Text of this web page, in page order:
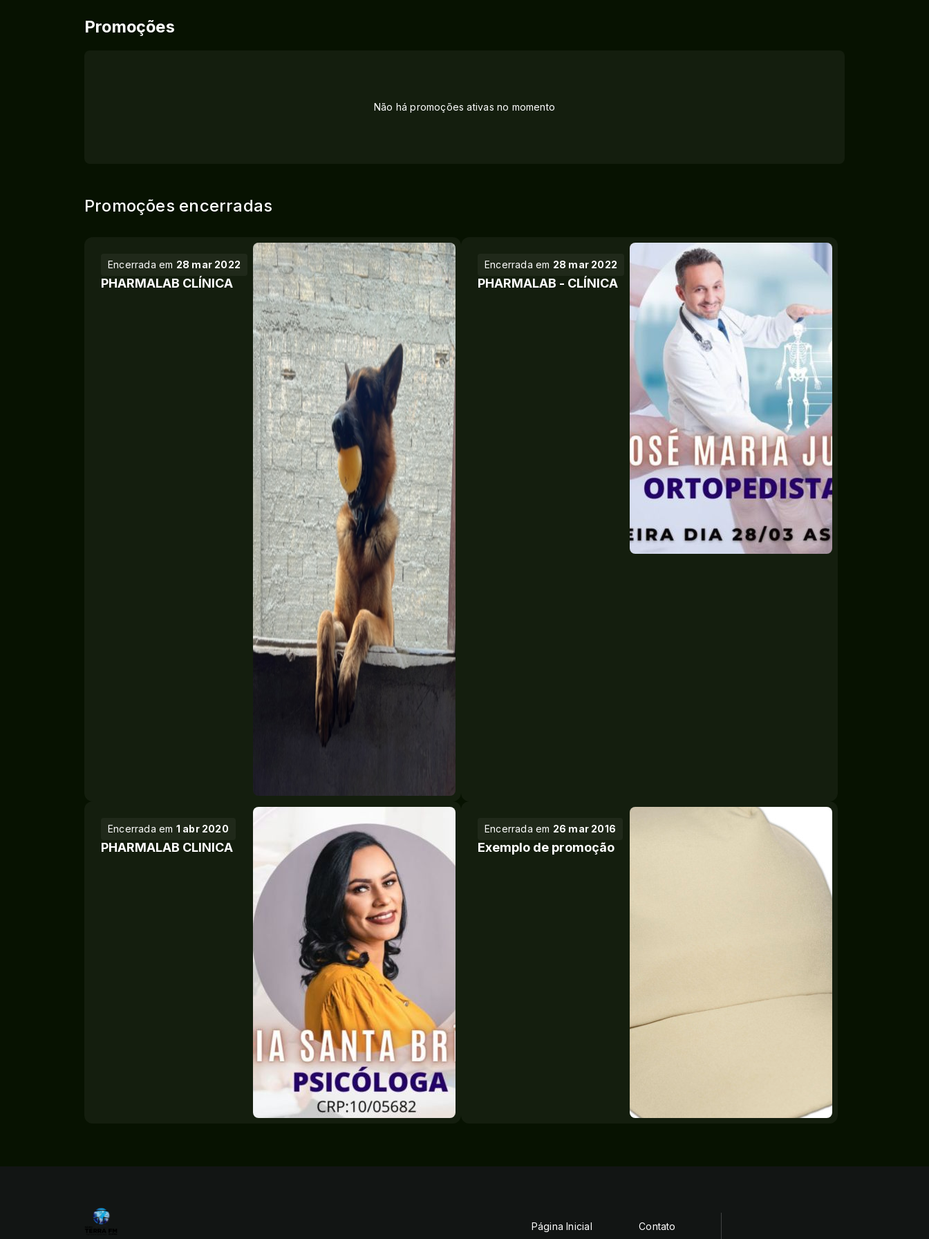
Promoções
Não há promoções ativas no momento
Promoções encerradas
Encerrada em 28 mar 2022
PHARMALAB CLÍNICA
Encerrada em 28 mar 2022
PHARMALAB - CLÍNICA
Encerrada em 1 abr 2020
PHARMALAB CLINICA
Encerrada em 26 mar 2016
Exemplo de promoção
Página Inicial Contato